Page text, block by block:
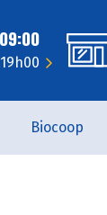
Biocoop